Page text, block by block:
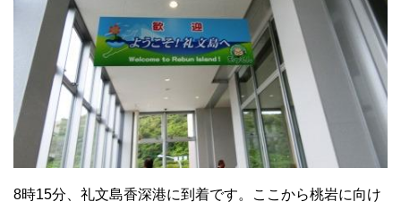
8時15分、礼文島香深港に到着です。ここから桃岩に向け